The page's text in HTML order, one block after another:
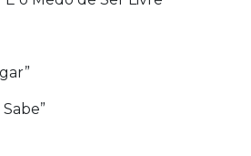
Jogar”
Sabe”